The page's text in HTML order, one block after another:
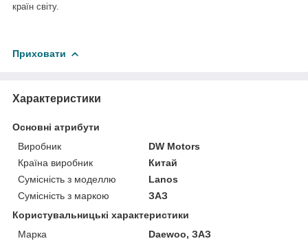
країн світу.
Приховати
Характеристики
Основні атрибути
Виробник
DW Motors
Країна виробник
Китай
Сумісність з моделлю
Lanos
Сумісність з маркою
ЗАЗ
Користувальницькі характеристики
Марка
Daewoo, ЗАЗ